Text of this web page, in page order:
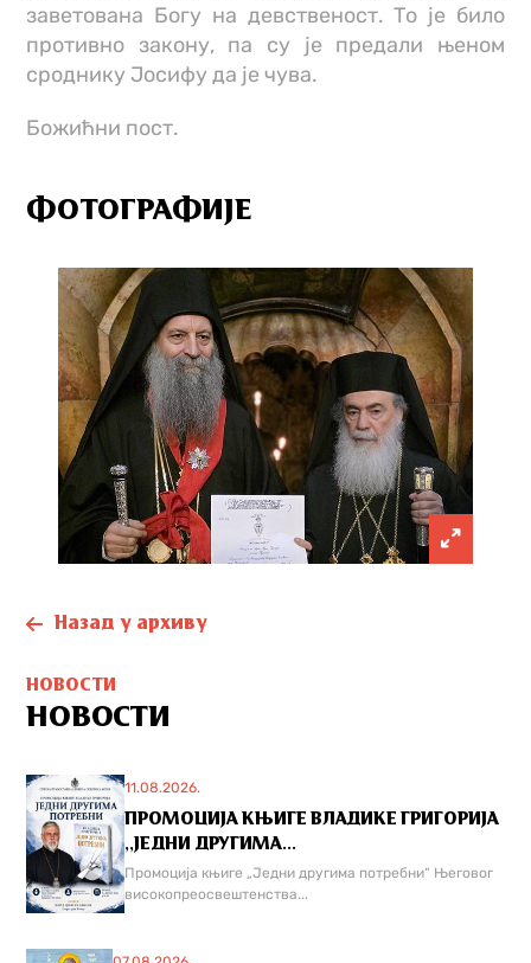
заветована Богу на девственост. То је било
противно закону, па су је предали њеном
сроднику Јосифу да је чува.
Божићни пост.
ФОТОГРАФИЈЕ
Назад у архиву
НОВОСТИ
НОВОСТИ
11.08.2026.
ПРОМОЦИЈА КЊИГЕ ВЛАДИКЕ ГРИГОРИЈА
,,ЈЕДНИ ДРУГИМА...
Промоција књиге „Једни другима потребни“ Његовог
високопреосвештенства...